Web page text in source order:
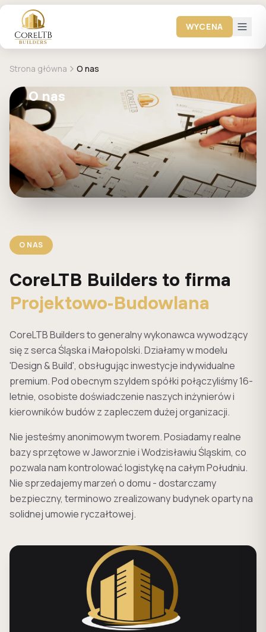
WYCENA
Strona główna O nas
O nas
O NAS
CoreLTB Builders to firma
Projektowo-Budowlana
CoreLTB Builders to generalny wykonawca wywodzący
się z serca Śląska i Małopolski. Działamy w modelu
'Design & Build', obsługując inwestycje indywidualne
premium. Pod obecnym szyldem spółki połączyliśmy 16-
letnie, osobiste doświadczenie naszych inżynierów i
kierowników budów z zapleczem dużej organizacji.
Nie jesteśmy anonimowym tworem. Posiadamy realne
bazy sprzętowe w Jaworznie i Wodzisławiu Śląskim, co
pozwala nam kontrolować logistykę na całym Południu.
Nie sprzedajemy marzeń o domu - dostarczamy
bezpieczny, terminowo zrealizowany budynek oparty na
solidnej umowie ryczałtowej.